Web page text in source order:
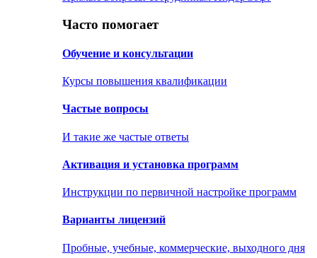
Часто помогает
Обучение и консультации
Курсы повышения квалификации
Частые вопросы
И такие же частые ответы
Активация и установка программ
Инструкции по первичной настройке программ
Варианты лицензий
Пробные, учебные, коммерческие, выходного дня